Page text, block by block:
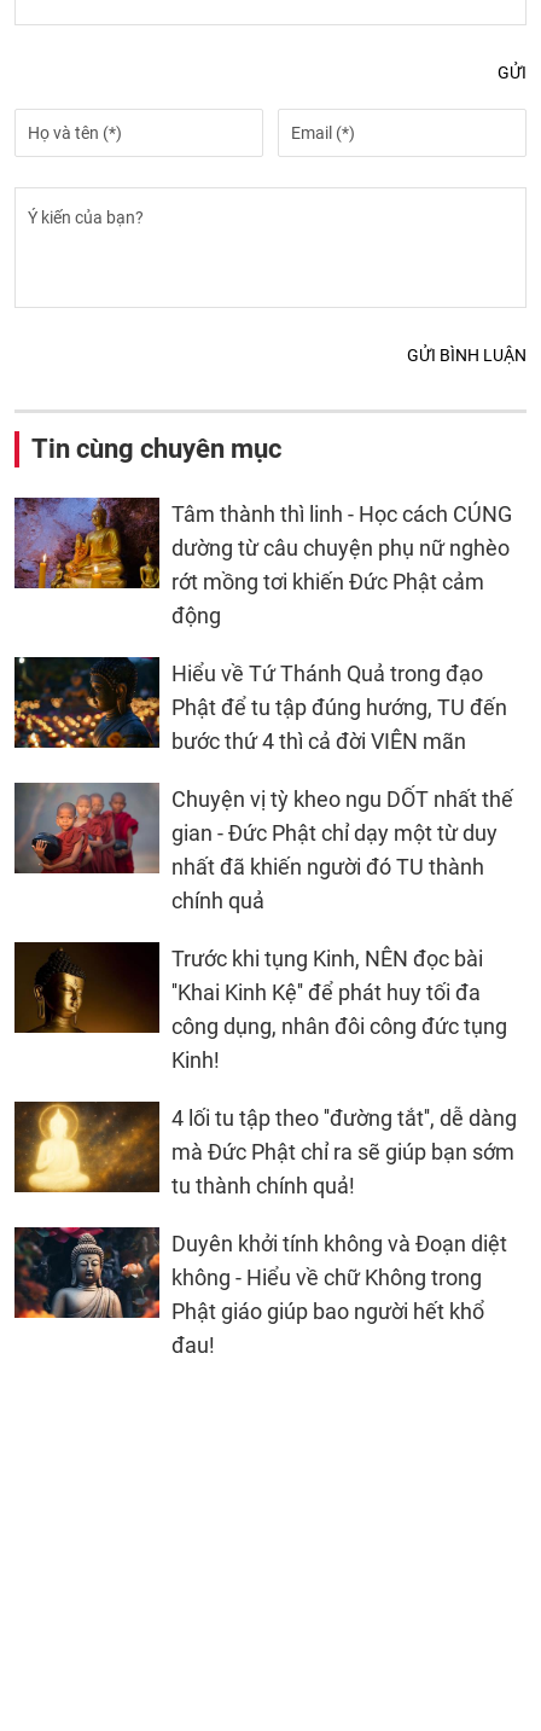
GỬI
GỬI BÌNH LUẬN
Tin cùng chuyên mục
Tâm thành thì linh - Học cách CÚNG
dường từ câu chuyện phụ nữ nghèo
rớt mồng tơi khiến Đức Phật cảm
động
Hiểu về Tứ Thánh Quả trong đạo
Phật để tu tập đúng hướng, TU đến
bước thứ 4 thì cả đời VIÊN mãn
Chuyện vị tỳ kheo ngu DỐT nhất thế
gian - Đức Phật chỉ dạy một từ duy
nhất đã khiến người đó TU thành
chính quả
Trước khi tụng Kinh, NÊN đọc bài
''Khai Kinh Kệ'' để phát huy tối đa
công dụng, nhân đôi công đức tụng
Kinh!
4 lối tu tập theo ''đường tắt'', dễ dàng
mà Đức Phật chỉ ra sẽ giúp bạn sớm
tu thành chính quả!
Duyên khởi tính không và Đoạn diệt
không - Hiểu về chữ Không trong
Phật giáo giúp bao người hết khổ
đau!